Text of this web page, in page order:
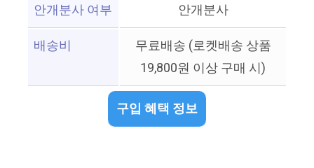
안개분사 여부
안개분사
배송비
무료배송 (로켓배송 상품
19,800원 이상 구매 시)
구입 혜택 정보